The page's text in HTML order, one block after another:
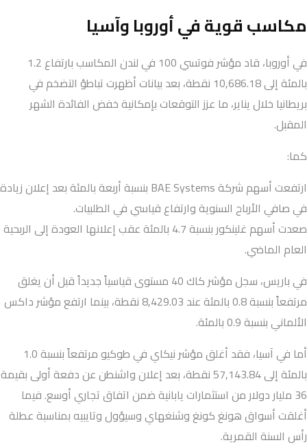
مكاسب قوية في أوروبا وآسيا
في أوروبا، قاد مؤشر فوتسي 100 في لندن المكاسب بارتفاع 1.2
بالمئة إلى 10,686.18 نقطة، بعد بيانات أظهرت تباطؤ التضخم في
بريطانيا خلال يناير، ما عزز التوقعات بإمكانية خفض الفائدة الشهر
المقبل.
كما:
ارتفعت أسهم شركة BAE Systems بنسبة أربعة بالمئة بعد إعلان زيادة
في صافي الأرباح السنوية وارتفاع قياسي في الطلبيات.
صعدت أسهم غلينكور بنسبة 4.7 بالمئة عقب إعلانها العودة إلى الربحية
العام الماضي.
في باريس، سجل مؤشر كاك 40 مستوى قياسياً جديداً قبل أن يغلق
مرتفعاً بنسبة 0.8 بالمئة عند 8,429.03 نقطة، بينما ارتفع مؤشر داكس
الألماني بنسبة 0.9 بالمئة.
أما في آسيا، فقد أغلق مؤشر نيكاي في طوكيو مرتفعاً بنسبة 1.0
بالمئة إلى 57,143.84 نقطة، بعد إعلان واشنطن عن دفعة أولى بقيمة
36 مليار دولار من استثمارات يابانية ضمن اتفاق تجاري أوسع. فيما
أغلقت أسواق هونغ كونغ وشنغهاي وسيؤول وتايبيه بمناسبة عطلة
رأس السنة القمرية.